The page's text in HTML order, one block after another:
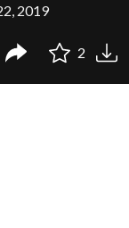
2019
2